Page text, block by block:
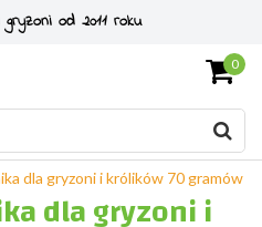
od 2011 roku
0
dla gryzoni i królików 70 gramów
dla gryzoni i